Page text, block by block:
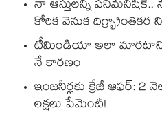
నా ఆస్తులన్నీ పనిమనిషికే..
కోరిక వెనుక దిగ్భ్రాంతికర
టీమిండియా అలా
నే కారణం
ఇంజనీర్లకు క్రేజీ ఆఫర్: 2
లక్షలు పేమెంట్!